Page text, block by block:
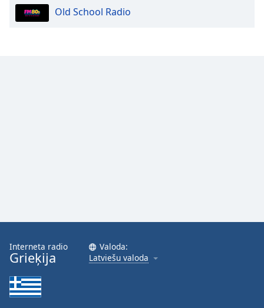
Old School Radio
Interneta radio
Grieķija
Valoda:
Latviešu valoda